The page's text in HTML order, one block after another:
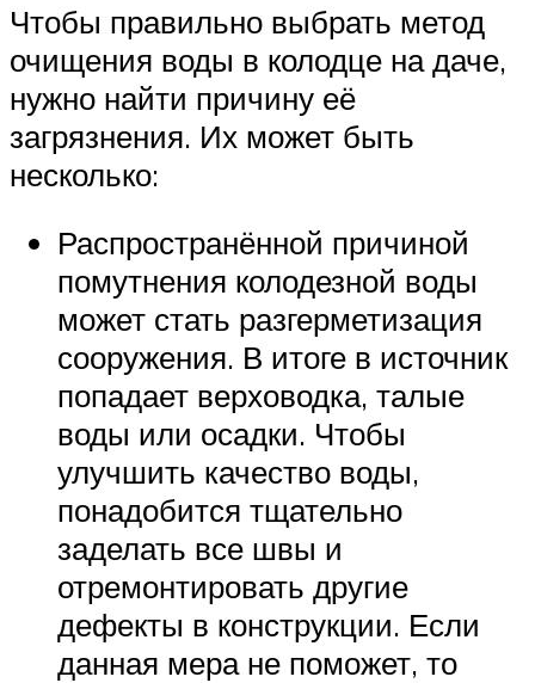
Чтобы правильно выбрать метод
очищения воды в колодце на даче,
нужно найти причину её
загрязнения. Их может быть
несколько:
Распространённой причиной
помутнения колодезной воды
может стать разгерметизация
сооружения. В итоге в источник
попадает верховодка, талые
воды или осадки. Чтобы
улучшить качество воды,
понадобится тщательно
заделать все швы и
отремонтировать другие
дефекты в конструкции. Если
данная мера не поможет, то